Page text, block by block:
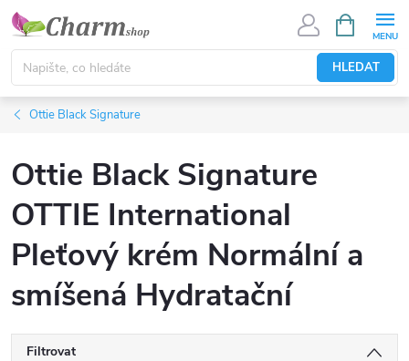
Přejít
obsah
HLEDAT
NÁKUPNÍ
KOŠÍK
Ottie Black Signature
Ottie Black Signature
OTTIE International
Pleťový krém Normální a
smíšená Hydratační
Filtrovat